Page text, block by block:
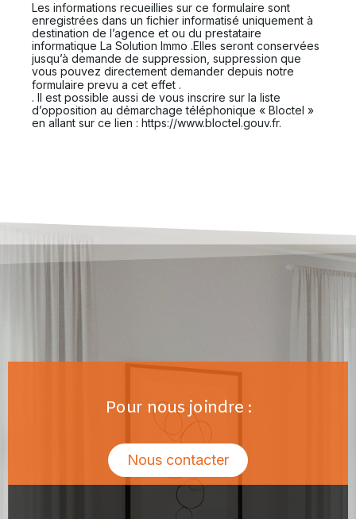
Les informations recueillies sur ce formulaire sont
enregistrées dans un fichier informatisé uniquement à
destination de l’agence et ou du prestataire
informatique La Solution Immo .Elles seront conservées
jusqu’à demande de suppression, suppression que
vous pouvez directement demander depuis notre
formulaire prevu a cet effet .
. Il est possible aussi de vous inscrire sur la liste
d’opposition au démarchage téléphonique « Bloctel »
en allant sur ce lien : https://www.bloctel.gouv.fr.
Pour nous joindre :
Nous contacter